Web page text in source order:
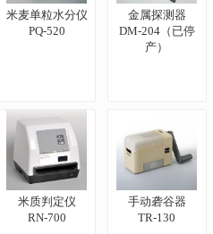
米麦单粒水分仪
PQ-520
金属探测器
DM-204（已停
产）
米质判定仪
RN-700
手动砻谷器
TR-130